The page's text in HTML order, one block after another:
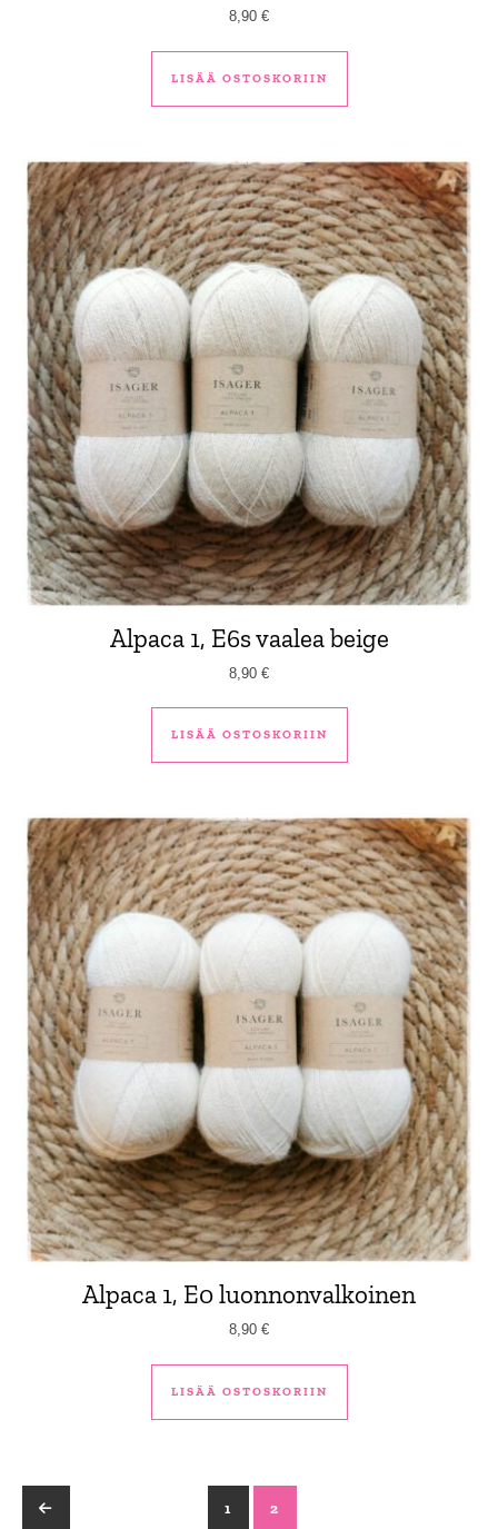
8,90 €
LISÄÄ OSTOSKORIIN
Alpaca 1, E6s vaalea beige
8,90 €
LISÄÄ OSTOSKORIIN
Alpaca 1, E0 luonnonvalkoinen
8,90 €
LISÄÄ OSTOSKORIIN
1 2